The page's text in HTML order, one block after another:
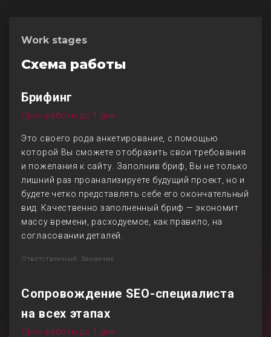
Work stages
Схема работы
Брифинг
Срок работы до 1 дня
Это своего рода анкетирование, с помощью
которой Вы сможете отобразить свои требования
и пожелания к сайту. Заполнив бриф, Вы не только
лишний раз проанализируете будущий проект, но и
будете четко представлять себе его окончательный
вид. Качественно заполненный бриф — экономит
массу времени, расходуемое, как правило, на
согласовании деталей.
Ответственный: Заказчик
Сопровождение SEO-специалиста
на всех этапах
Срок работы до 1 дня